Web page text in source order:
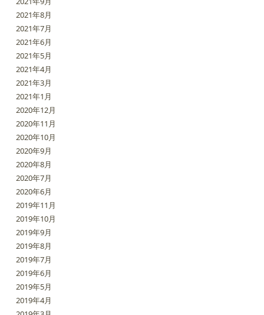
2021年8月
2021年7月
2021年6月
2021年5月
2021年4月
2021年3月
2021年1月
2020年12月
2020年11月
2020年10月
2020年9月
2020年8月
2020年7月
2020年6月
2019年11月
2019年10月
2019年9月
2019年8月
2019年7月
2019年6月
2019年5月
2019年4月